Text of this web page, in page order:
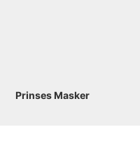
Prinses Masker